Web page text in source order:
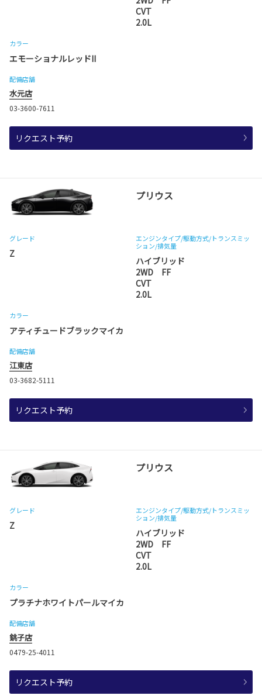
CVT
2.0L
カラー
エモーショナルレッドII
配備店舗
水元店
03-3600-7611
リクエスト予約
プリウス
グレード
Z
エンジンタイプ/駆動方式/トランスミッ
ション/排気量
ハイブリッド
2WD FF
CVT
2.0L
カラー
アティチュードブラックマイカ
配備店舗
江東店
03-3682-5111
リクエスト予約
プリウス
グレード
Z
エンジンタイプ/駆動方式/トランスミッ
ション/排気量
ハイブリッド
2WD FF
CVT
2.0L
カラー
プラチナホワイトパールマイカ
配備店舗
銚子店
0479-25-4011
リクエスト予約